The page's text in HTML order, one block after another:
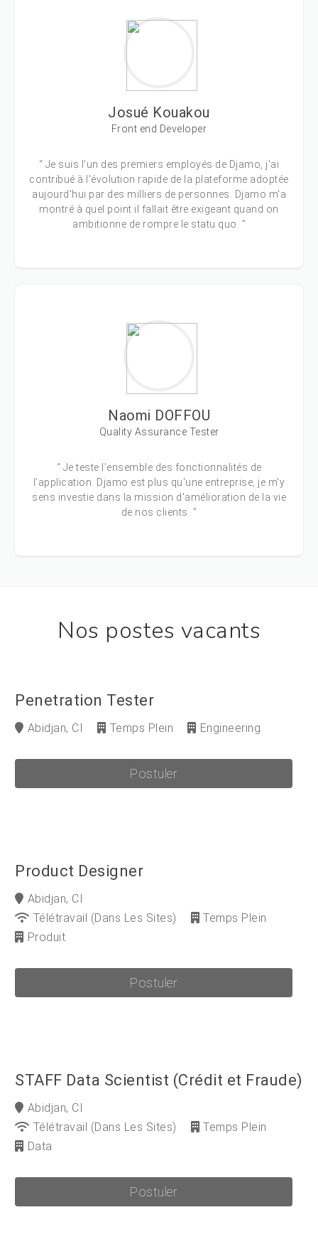
Josué Kouakou
Front end Developer
“ Je suis l'un des premiers employés de Djamo, j'ai
contribué à l'évolution rapide de la plateforme adoptée
aujourd'hui par des milliers de personnes. Djamo m'a
montré à quel point il fallait être exigeant quand on
ambitionne de rompre le statu quo. ”
Naomi DOFFOU
Quality Assurance Tester
“ Je teste l’ensemble des fonctionnalités de
l’application. Djamo est plus qu'une entreprise, je m'y
sens investie dans la mission d'amélioration de la vie
de nos clients. ”
Nos postes vacants
Penetration Tester
Abidjan, CI Temps Plein Engineering
Postuler
Product Designer
Abidjan, CI
Télétravail (dans Les Sites)
Temps Plein
Produit
Postuler
STAFF Data Scientist (Crédit et Fraude)
Abidjan, CI
Télétravail (dans Les Sites)
Temps Plein
Data
Postuler